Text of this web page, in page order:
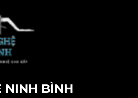
NINH BÌNH